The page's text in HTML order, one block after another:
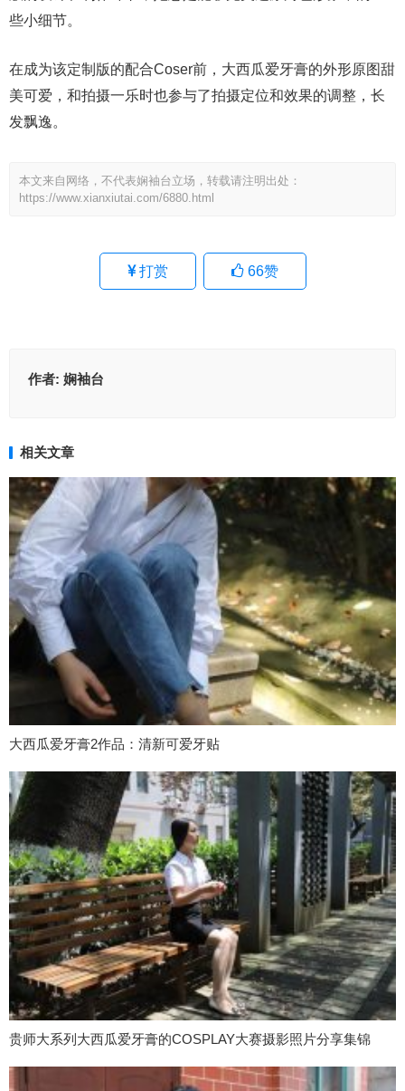
些小细节。
在成为该定制版的配合Coser前，大西瓜爱牙膏的外形原图甜
美可爱，和拍摄一乐时也参与了拍摄定位和效果的调整，长
发飘逸。
本文来自网络，不代表娴袖台立场，转载请注明出处：
https://www.xianxiutai.com/6880.html
打赏 66赞
作者: 娴袖台
相关文章
大西瓜爱牙膏2作品：清新可爱牙贴
贵师大系列大西瓜爱牙膏的COSPLAY大赛摄影照片分享集锦